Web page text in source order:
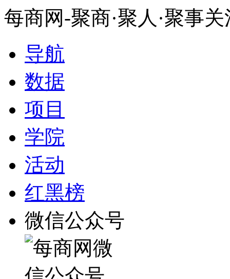
每商网-聚商·聚人·聚事
导航
数据
项目
学院
活动
红黑榜
微信公众号